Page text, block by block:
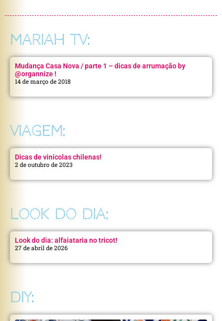
MARIAH TV:
Mudança Casa Nova / parte 1 – dicas de arrumação by
@organnize !
14 de março de 2018
VIAGEM:
Dicas de vinícolas chilenas!
2 de outubro de 2023
LOOK DO DIA:
Look do dia: alfaiataria no tricot!
27 de abril de 2026
DIY: